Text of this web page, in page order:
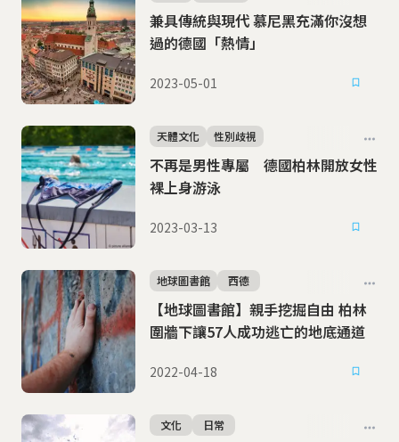
兼具傳統與現代 慕尼黑充滿你沒想
過的德國「熱情」
2023-05-01
不再是男性專屬 德國柏林開放女性
裸上身游泳
天體文化 性別歧視
2023-03-13
【地球圖書館】親手挖掘自由 柏林
圍牆下讓57人成功逃亡的地底通道
地球圖書館 西德
2022-04-18
文化 日常